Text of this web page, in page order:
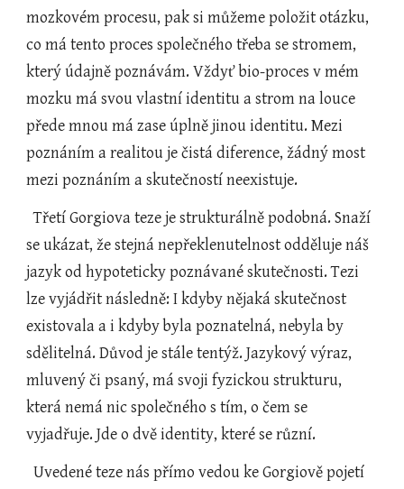
mozkovém procesu, pak si můžeme položit otázku,
co má tento proces společného třeba se stromem,
který údajně poznávám. Vždyť bio-proces v mém
mozku má svou vlastní identitu a strom na louce
přede mnou má zase úplně jinou identitu. Mezi
poznáním a realitou je čistá diference, žádný most
mezi poznáním a skutečností neexistuje.
  Třetí Gorgiova teze je strukturálně podobná. Snaží
se ukázat, že stejná nepřeklenutelnost odděluje náš
jazyk od hypoteticky poznávané skutečnosti. Tezi
lze vyjádřit následně: I kdyby nějaká skutečnost
existovala a i kdyby byla poznatelná, nebyla by
sdělitelná. Důvod je stále tentýž. Jazykový výraz,
mluvený či psaný, má svoji fyzickou strukturu,
která nemá nic společného s tím, o čem se
vyjadřuje. Jde o dvě identity, které se různí.
  Uvedené teze nás přímo vedou ke Gorgiově pojetí